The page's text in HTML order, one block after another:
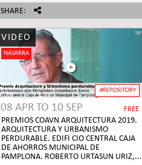
SHARE:
VIDEO
NAVARRA
08 APR TO 10 SEP FREE
PREMIOS COAVN ARQUITECTURA 2019.
ARQUITECTURA Y URBANISMO
PERDURABLE. EDIFI CIO CENTRAL CAJA
DE AHORROS MUNICIPAL DE
PAMPLONA. ROBERTO URTASUN URIZ,...
#REPOSITORY